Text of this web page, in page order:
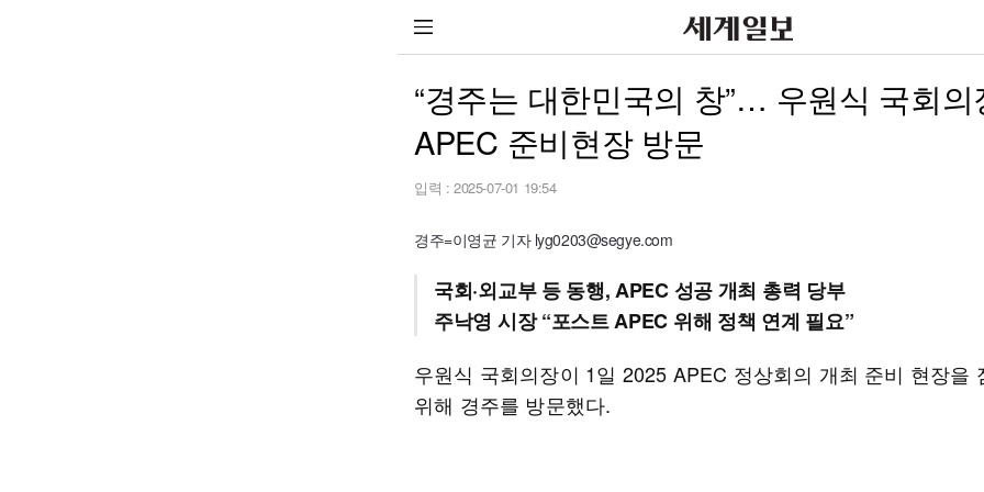
“경주는 대한민국의 창”… 우원식 국회의
APEC 준비현장 방문
입력 : 2025-07-01 19:54
경주=이영균 기자 lyg0203@segye.com
국회·외교부 등 동행, APEC 성공 개최 총력 당부
주낙영 시장 “포스트 APEC 위해 정책 연계 필요”
우원식 국회의장이 1일 2025 APEC 정상회의 개최 준비 현장을
위해 경주를 방문했다.